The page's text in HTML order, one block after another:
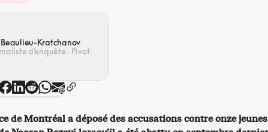
Beaulieu-Kratchanov
d’enquête · Pivot
de Montréal a déposé des accusations contre onze